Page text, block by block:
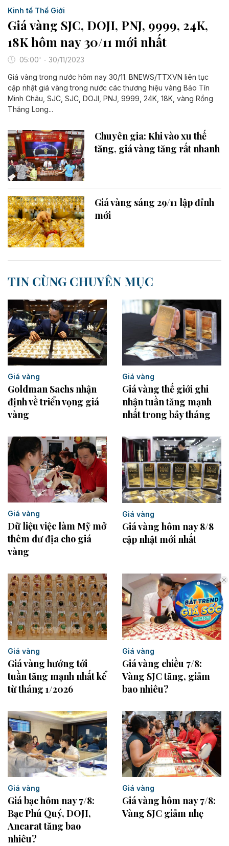
Kinh tế Thế Giới
Giá vàng SJC, DOJI, PNJ, 9999, 24K,
18K hôm nay 30/11 mới nhất
05:00' - 30/11/2023
Giá vàng trong nước hôm nay 30/11. BNEWS/TTXVN liên tục
cập nhật giá vàng trong nước các thương hiệu vàng Bảo Tín
Minh Châu, SJC, SJC, DOJI, PNJ, 9999, 24K, 18K, vàng Rồng
Thăng Long...
Chuyên gia: Khi vào xu thế
tăng, giá vàng tăng rất nhanh
Giá vàng sáng 29/11 lập đỉnh
mới
TIN CÙNG CHUYÊN MỤC
Giá vàng
Goldman Sachs nhận
định về triển vọng giá
vàng
Giá vàng
Giá vàng thế giới ghi
nhận tuần tăng mạnh
nhất trong bảy tháng
Giá vàng
Dữ liệu việc làm Mỹ mở
thêm dư địa cho giá
vàng
Giá vàng
Giá vàng hôm nay 8/8
cập nhật mới nhất
Giá vàng
Giá vàng hướng tới
tuần tăng mạnh nhất kể
từ tháng 1/2026
Giá vàng
Giá vàng chiều 7/8:
Vàng SJC tăng, giảm
bao nhiêu?
Giá vàng
Giá bạc hôm nay 7/8:
Bạc Phú Quý, DOJI,
Ancarat tăng bao
nhiêu?
Giá vàng
Giá vàng hôm nay 7/8:
Vàng SJC giảm nhẹ